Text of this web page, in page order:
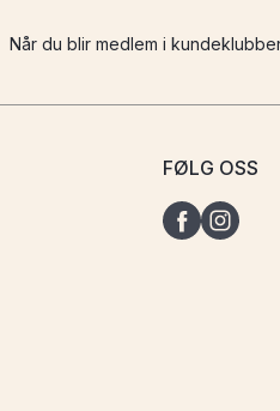
Når du blir medlem i
FØLG OSS